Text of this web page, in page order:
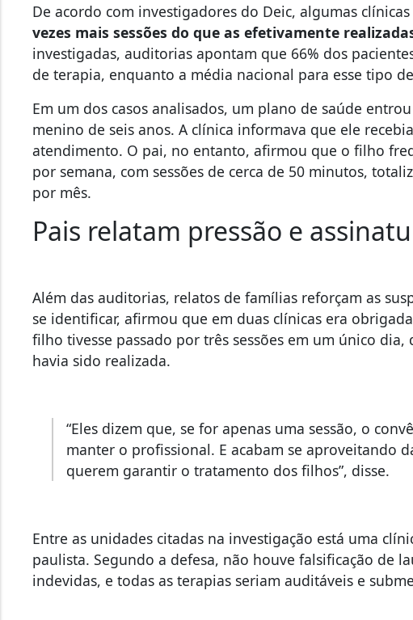
De acordo com investigadores do Deic, algumas
vezes mais sessões do que as efetivamente
investigadas,auditorias apontam que 66% dos
de terapia, enquanto a média nacional para esse tipo
Em um dos casos analisados, um plano de saúde
menino de seis anos. A clínica informava que ele
atendimento. O pai, no entanto, afirmou que o filho
por semana, com sessões de cerca de 50 minutos,
por mês.
Pais relatam pressão e
Além das auditorias, relatos de famílias reforçam as
se identificar, afirmou que em duas clínicas era
filho tivesse passado por três sessões em um único
havia sido realizada.
“Eles dizem que, se for apenas uma sessão, o
manter o profissional. E acabam se aproveitando
querem garantir o tratamento dos filhos”, disse.
Entre as unidades citadas na investigação está uma
paulista. Segundo a defesa, não houve falsificação de
indevidas, e todas as terapias seriam auditáveis e